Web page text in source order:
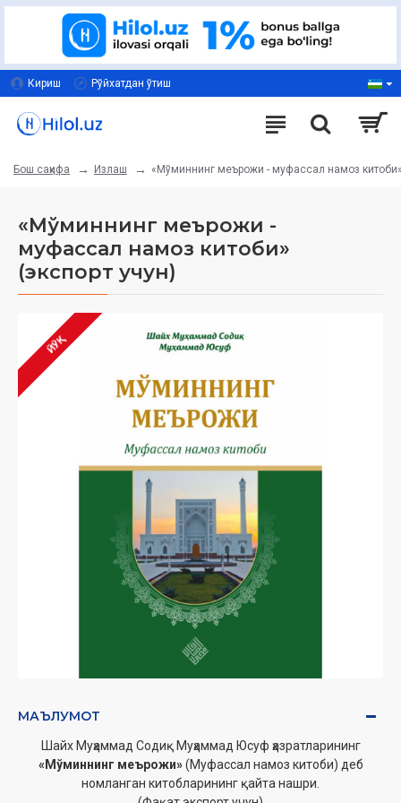
Кириш Рўйхатдан ўтиш
Бош саҳифа Излаш «Мўминнинг меърожи - муфассал намоз
«Мўминнинг меърожи -
муфассал намоз китоби»
(экспорт учун)
ЙЎҚ
МАЪЛУМОТ
Шайх Муҳаммад Содиқ Муҳаммад Юсуф ҳазратларининг
«Мўминнинг меърожи»(Муфассал намоз китоби) деб
номланган китобларининг қайта нашри.